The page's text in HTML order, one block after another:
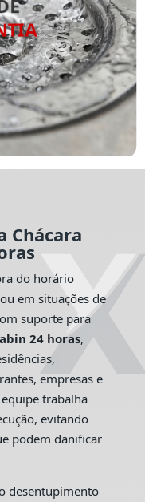
Chácara
do horário
em situações de
suporte para
24 horas,
empresas e
trabalha
evitando
podem danificar
desentupimento